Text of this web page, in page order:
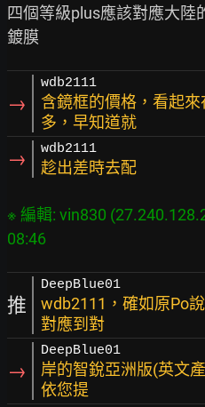
四個等級plus應該對應大
→
wdb2111
含鏡框的價格，看起
多，早知道就
→ wdb2111
趁出差時去配
※ 編輯: vin830
推
DeepBlue01
wdb2111，確如原Po
對應到對
→
DeepBlue01
岸的智銳亞洲版(英文
依您提